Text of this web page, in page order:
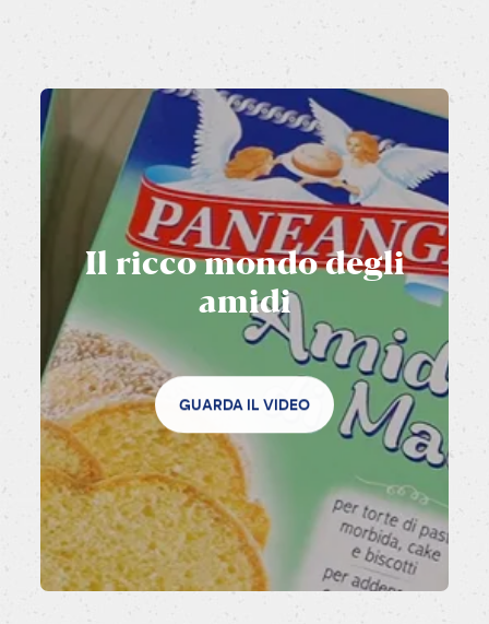
Il ricco mondo degli
amidi
GUARDA IL VIDEO